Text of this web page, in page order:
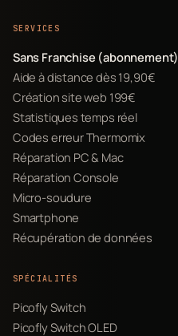
SERVICES
Sans Franchise (abonnement)
Aide à distance dès 19,90€
Création site web 199€
Statistiques temps réel
Codes erreur Thermomix
Réparation PC & Mac
Réparation Console
Micro-soudure
Smartphone
Récupération de données
SPÉCIALITÉS
Picofly Switch
Picofly Switch OLED